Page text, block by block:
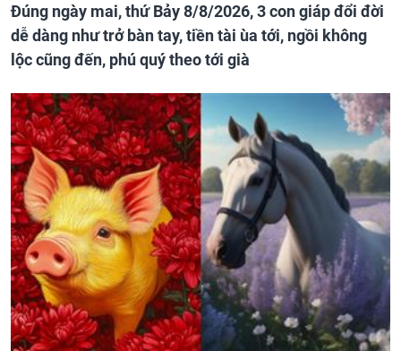
Đúng ngày mai, thứ Bảy 8/8/2026, 3 con giáp đổi đời
dễ dàng như trở bàn tay, tiền tài ùa tới, ngồi không
lộc cũng đến, phú quý theo tới già